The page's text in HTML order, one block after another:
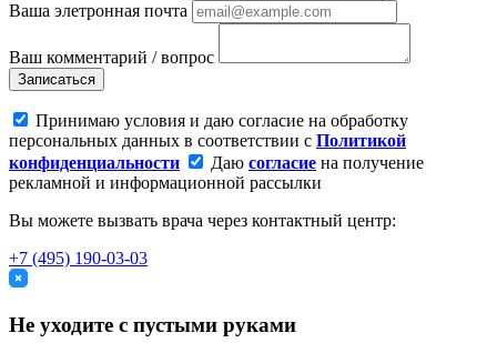
Ваша элетронная почта
Ваш комментарий / вопрос
Записаться
Принимаю условия и даю согласие на обработку
персональных данных в соответствии с Политикой
конфиденциальности
Даю согласие на получение
рекламной и информационной рассылки
Вы можете вызвать врача через контактный центр:
+7 (495) 190-03-03
Не уходите с пустыми руками